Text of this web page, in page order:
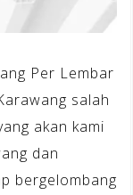
Per Lembar
salah
akan kami
dan
bergelombang